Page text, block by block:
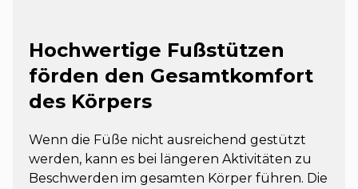
Hochwertige Fußstützen
förden den Gesamtkomfort
des Körpers
Wenn die Füße nicht ausreichend gestützt
werden, kann es bei längeren Aktivitäten zu
Beschwerden im gesamten Körper führen. Die